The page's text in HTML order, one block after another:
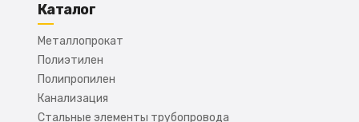
Каталог
Металлопрокат
Полиэтилен
Полипропилен
Канализация
Стальные элементы трубопровода